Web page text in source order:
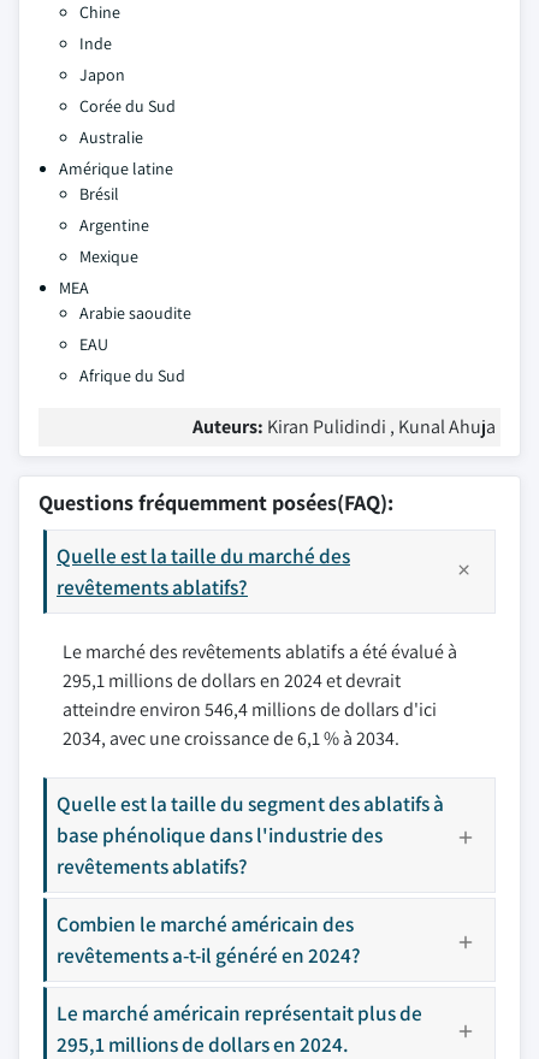
Chine
Inde
Japon
Corée du Sud
Australie
Amérique latine
Brésil
Argentine
Mexique
MEA
Arabie saoudite
EAU
Afrique du Sud
Auteurs: Kiran Pulidindi , Kunal Ahuja
Questions fréquemment posées(FAQ):
Quelle est la taille du marché des
revêtements ablatifs?
Le marché des revêtements ablatifs a été évalué à
295,1 millions de dollars en 2024 et devrait
atteindre environ 546,4 millions de dollars d'ici
2034, avec une croissance de 6,1 % à 2034.
Quelle est la taille du segment des ablatifs à
base phénolique dans l'industrie des
revêtements ablatifs?
Combien le marché américain des
revêtements a-t-il généré en 2024?
Le marché américain représentait plus de
295,1 millions de dollars en 2024.